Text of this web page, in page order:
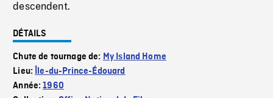
descendent.
DÉTAILS
Chute de tournage de: My Island Home
Lieu:
Île-du-Prince-Édouard
Année:1960